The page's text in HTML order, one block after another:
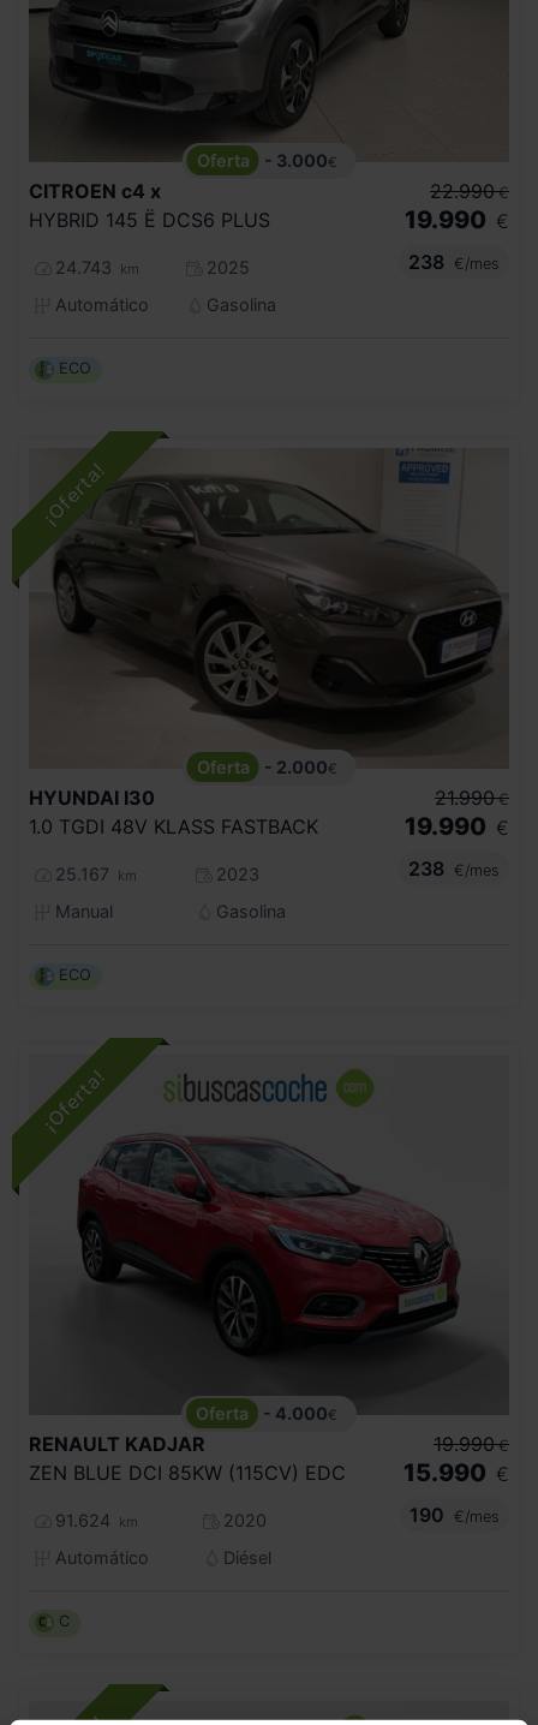
- 3.000€
CITROEN c4 x
HYBRID 145 Ë DCS6 PLUS
24.743 km
2025
Automático
Gasolina
22.990 €
19.990 €
238
€/mes
ECO
- 2.000€
HYUNDAI I30
1.0 TGDI 48V KLASS FASTBACK
25.167 km
2023
Manual
Gasolina
21.990 €
19.990 €
238
€/mes
ECO
- 4.000€
RENAULT KADJAR
ZEN BLUE DCI 85KW (115CV) EDC
91.624 km
2020
Automático
Diésel
19.990 €
15.990 €
190
€/mes
C